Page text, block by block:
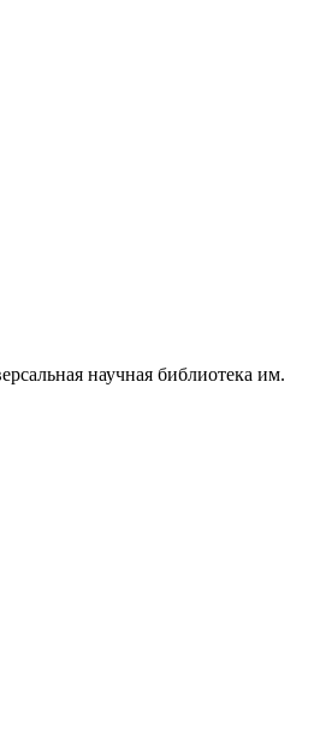
научная библиотека им.